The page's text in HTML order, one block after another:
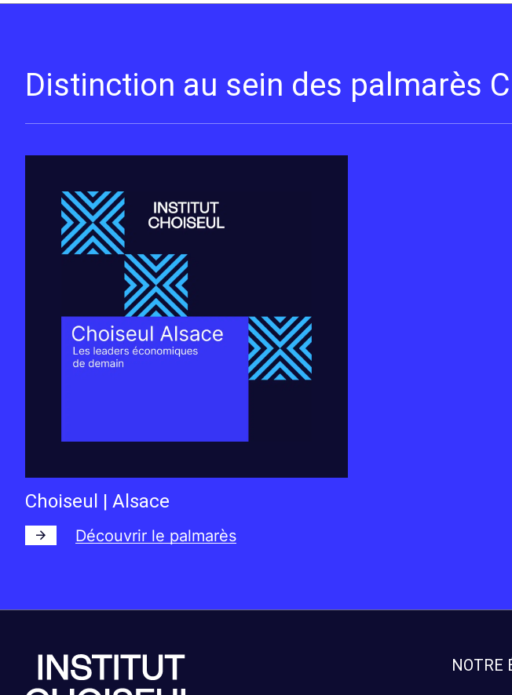
Distinction au sein des palmarès
Choiseul | Alsace
Découvrir le palmarès
NOTRE